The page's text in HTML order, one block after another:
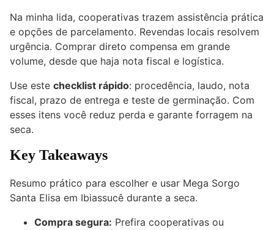
Na minha lida, cooperativas trazem assistência prática
e opções de parcelamento. Revendas locais resolvem
urgência. Comprar direto compensa em grande
volume, desde que haja nota fiscal e logística.
Use este checklist rápido: procedência, laudo, nota
fiscal, prazo de entrega e teste de germinação. Com
esses itens você reduz perda e garante forragem na
seca.
Key Takeaways
Resumo prático para escolher e usar Mega Sorgo
Santa Elisa em Ibiassucê durante a seca.
Compra segura: Prefira cooperativas ou